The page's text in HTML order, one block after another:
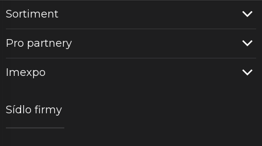
Sortiment
Pro partnery
Imexpo
Sídlo firmy